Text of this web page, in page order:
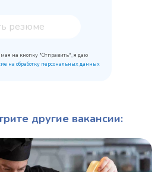
на кнопку "Отправить", я даю
на обработку персональных данных
другие вакансии: